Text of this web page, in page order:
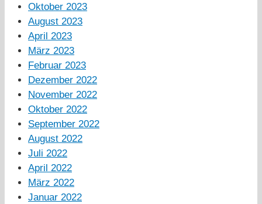
Oktober 2023
August 2023
April 2023
März 2023
Februar 2023
Dezember 2022
November 2022
Oktober 2022
September 2022
August 2022
Juli 2022
April 2022
März 2022
Januar 2022